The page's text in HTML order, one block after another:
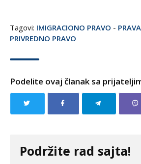
Tagovi: IMIGRACIONO PRAVO -
PRIVREDNO PRAVO
Podelite ovaj članak sa
Podržite rad sajta!